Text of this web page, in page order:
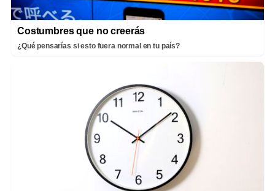
Costumbres que no creerás
¿Qué pensarías si esto fuera normal en tu país?